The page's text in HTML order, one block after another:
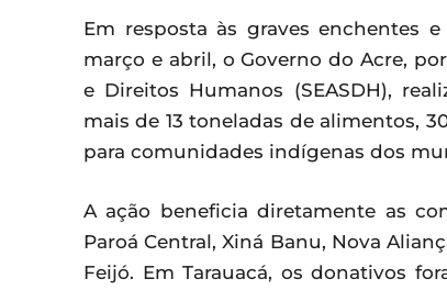
Em resposta às graves enchentes
março e abril, o Governo do Acre,
e Direitos Humanos (SEASDH),
mais de 13 toneladas de alimentos,
para comunidades indígenas dos
A ação beneficia diretamente as
Paroá Central, Xiná Banu, Nova
Feijó. Em Tarauacá, os donativos